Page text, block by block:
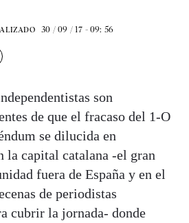
30 / 09 / 17 - 09: 56
son
de que el fracaso del 1-O
se dilucida en
la capital catalana -el gran
fuera de España y en el
de periodistas
cubrir la jornada- donde